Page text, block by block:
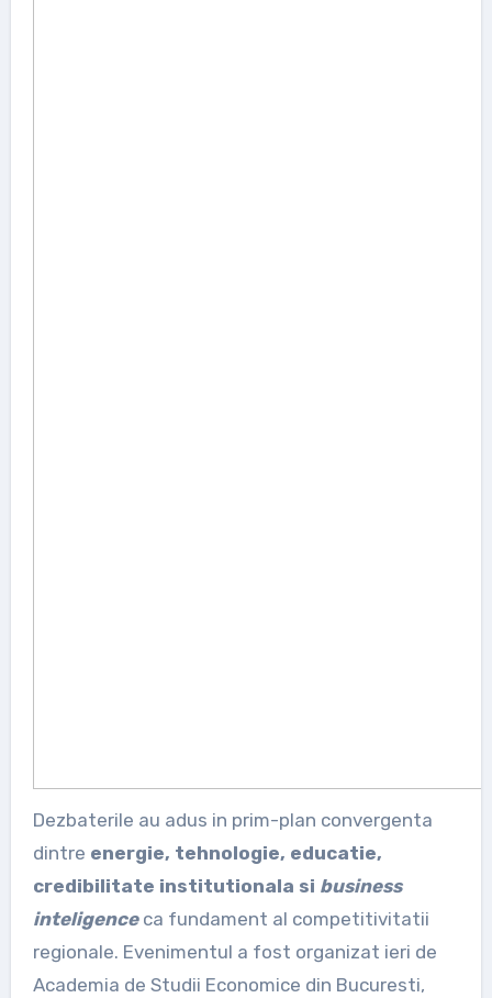
Dezbaterile au adus in prim-plan convergenta
dintre energie, tehnologie, educatie,
credibilitate institutionala si business
inteligence ca fundament al competitivitatii
regionale. Evenimentul a fost organizat ieri de
Academia de Studii Economice din Bucuresti,